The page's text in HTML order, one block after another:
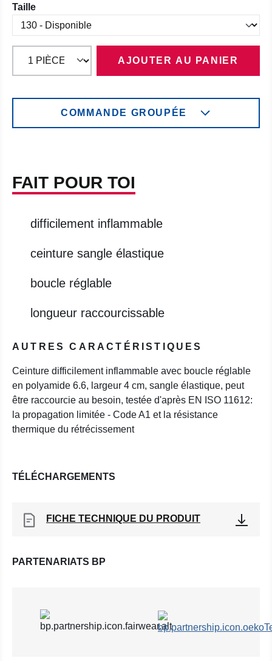
Sélectionnez
Taille
AJOUTER AU PANIER
COMMANDE GROUPÉE
FAIT POUR TOI
difficilement inflammable
ceinture sangle élastique
boucle réglable
longueur raccourcissable
AUTRES CARACTÉRISTIQUES
Ceinture difficilement inflammable avec boucle réglable
en polyamide 6.6, largeur 4 cm, sangle élastique, peut
être raccourcie au besoin, testée d'après EN ISO 11612:
la propagation limitée - Code A1 et la résistance
thermique du rétrécissement
TÉLÉCHARGEMENTS
FICHE TECHNIQUE DU PRODUIT
PARTENARIATS BP